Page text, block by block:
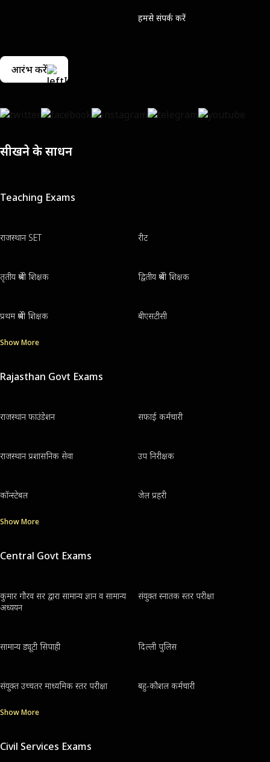
हमसे संपर्क करें
आरंभ करें
सीखने के साधन
Teaching Exams
राजस्थान SET रीट
तृतीय श्रेणी शिक्षक द्वितीय श्रेणी शिक्षक
प्रथम श्रेणी शिक्षक बीएसटीसी
Show More
Rajasthan Govt Exams
राजस्थान फाउंडेशन सफाई कर्मचारी
राजस्थान प्रशासनिक सेवा उप निरीक्षक
कॉन्स्टेबल जेल प्रहरी
Show More
Central Govt Exams
कुमार गौरव सर द्वारा सामान्य ज्ञान व सामान्य
अध्ययन
संयुक्त स्नातक स्तर परीक्षा
सामान्य ड्यूटी सिपाही दिल्ली पुलिस
संयुक्त उच्चतर माध्यमिक स्तर परीक्षा बहु-कौशल कर्मचारी
Show More
Civil Services Exams